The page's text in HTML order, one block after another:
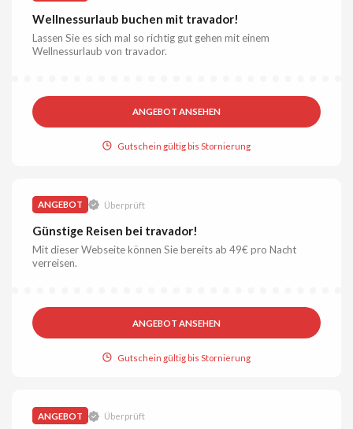
Wellnessurlaub buchen mit travador!
Lassen Sie es sich mal so richtig gut gehen mit einem
Wellnessurlaub von travador.
ANGEBOT ANSEHEN
Gutschein gültig bis Stornierung
ANGEBOT Überprüft
Günstige Reisen bei travador!
Mit dieser Webseite können Sie bereits ab 49€ pro Nacht
verreisen.
ANGEBOT ANSEHEN
Gutschein gültig bis Stornierung
ANGEBOT Überprüft